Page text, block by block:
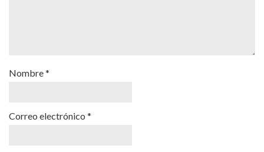
Nombre*
Correo electrónico *